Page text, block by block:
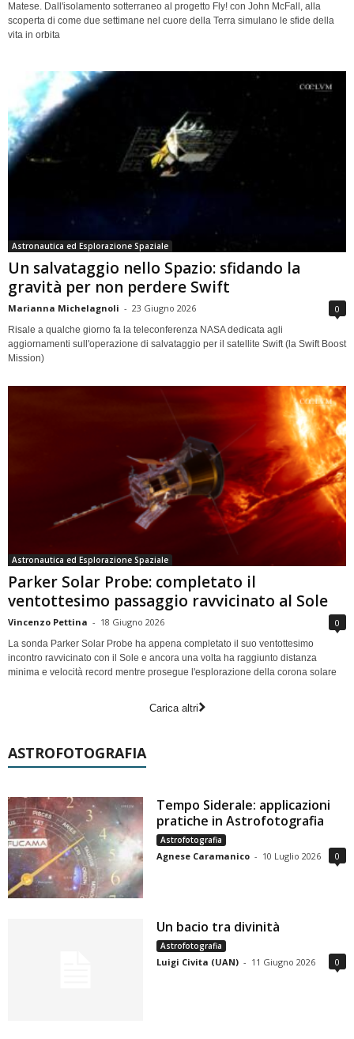
Matese. Dall'isolamento sotterraneo al progetto Fly! con John McFall, alla
scoperta di come due settimane nel cuore della Terra simulano le sfide della
vita in orbita
Astronautica ed Esplorazione Spaziale
Un salvataggio nello Spazio: sfidando la
gravità per non perdere Swift
Marianna Michelagnoli - 23 Giugno 2026 0
Risale a qualche giorno fa la teleconferenza NASA dedicata agli
aggiornamenti sull'operazione di salvataggio per il satellite Swift (la Swift Boost
Mission)
Astronautica ed Esplorazione Spaziale
Parker Solar Probe: completato il
ventottesimo passaggio ravvicinato al Sole
Vincenzo Pettina - 18 Giugno 2026 0
La sonda Parker Solar Probe ha appena completato il suo ventottesimo
incontro ravvicinato con il Sole e ancora una volta ha raggiunto distanza
minima e velocità record mentre prosegue l'esplorazione della corona solare
Carica altri
ASTROFOTOGRAFIA
Tempo Siderale: applicazioni
pratiche in Astrofotografia
Astrofotografia
Agnese Caramanico - 10 Luglio 2026 0
Un bacio tra divinità
Astrofotografia
Luigi Civita (UAN) - 11 Giugno 2026 0